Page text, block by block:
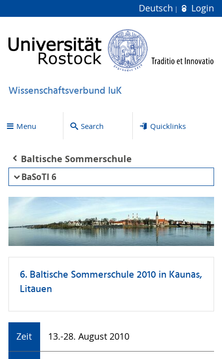
Deutsch Login
Wissenschaftsverbund IuK
Menu Search Quicklinks
Baltische Sommerschule
BaSoTI 6
6. Baltische Sommerschule 2010 in Kaunas,
Litauen
Zeit 13.-28. August 2010